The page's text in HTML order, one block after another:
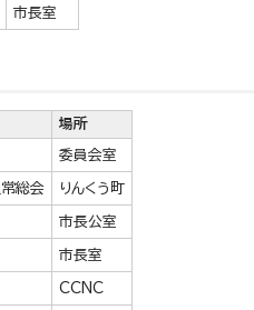
市長室
場所
委員会室
総会 りんくう町
市長公室
市長室
CCNC